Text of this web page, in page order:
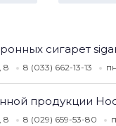
сигарет
8 8 (033) 662-13-13
продукции
8 8 (029) 659-53-80